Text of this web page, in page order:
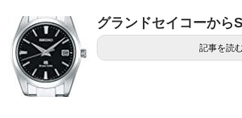
グランドセイコーから
記事を読